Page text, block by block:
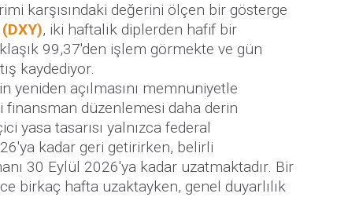
karşısındaki değerini ölçen bir gösterge
(DXY), iki haftalık diplerden hafif bir
99,37'den işlem görmekte ve gün
kaydediyor.
yeniden açılmasını memnuniyetle
finansman düzenlemesi daha derin
yasa tasarısı yalnızca federal
kadar geri getirirken, belirli
30 Eylül 2026'ya kadar uzatmaktadır. Bir
birkaç hafta uzaktayken, genel duyarlılık